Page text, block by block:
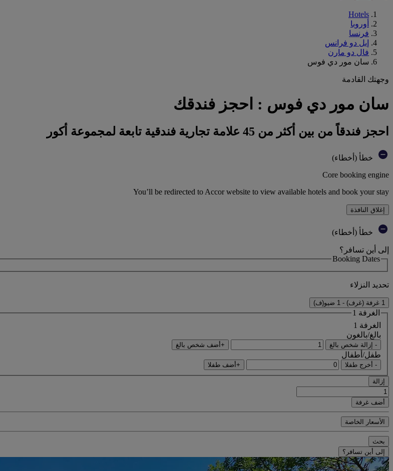
Hotels
أوروبا
فرنسا
إيل دو فرانس
فال دو مارن
سان مور دي فوس
وجهتك القادمة
سان مور دي فوس : احجز فندقك
احجز فندقاً من بين أكثر من 45 علامة تجارية فندقية تابعة لمجموعة أكور
خطأ (أخطاء)
Core booking engine
You’ll be redirected to Accor website to view available hotels and book your stay
إغلاق النافذة
خطأ (أخطاء)
إلى أين تسافر؟
Booking Dates
تحديد النزلاء
1 غرفة (غرف) - 1 ضيو(ف)
الغرفة 1
الغرفة 1
بالغ/بالغون
- إزالة شخص بالغ +أضف شخص بالغ
طفل/أطفال
- أخرج طفلا +أضف طفلا
إزالة
أضف غرفة
الأسعار الخاصة
بحث
إلى أين تسافر؟